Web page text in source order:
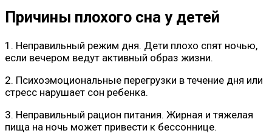
Причины плохого сна у детей
1. Неправильный режим дня. Дети плохо спят ночью,
если вечером ведут активный образ жизни.
2. Психоэмоциональные перегрузки в течение дня или
стресс нарушает сон ребенка.
3. Неправильный рацион питания. Жирная и тяжелая
пища на ночь может привести к бессоннице.